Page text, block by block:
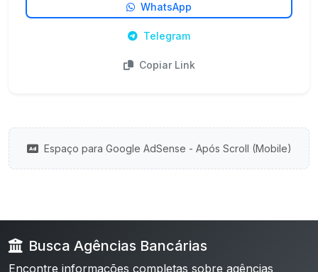
WhatsApp
Telegram
Copiar Link
Espaço para Google AdSense - Após Scroll (Mobile)
Busca Agências Bancárias
Encontre informações completas sobre agências